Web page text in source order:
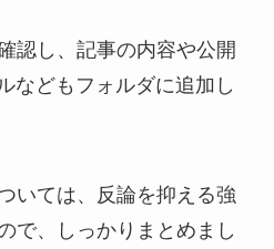
認し、記事の内容や公開
などもフォルダに追加し
いては、反論を抑える強
で、しっかりまとめまし